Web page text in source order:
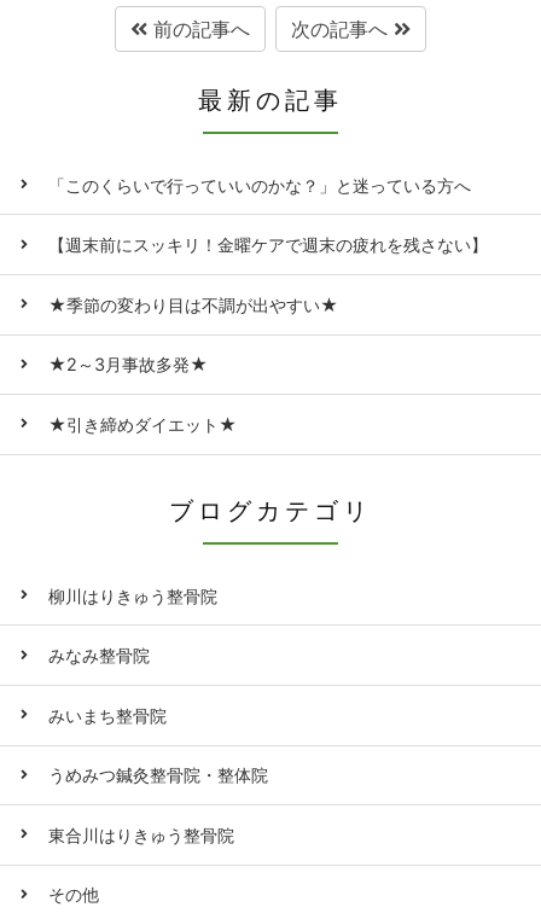
前の記事へ 次の記事へ
最新の記事
「このくらいで行っていいのかな？」と迷っている方へ
【週末前にスッキリ！金曜ケアで週末の疲れを残さない】
★季節の変わり目は不調が出やすい★
★2～3月事故多発★
★引き締めダイエット★
ブログカテゴリ
柳川はりきゅう整骨院
みなみ整骨院
みいまち整骨院
うめみつ鍼灸整骨院・整体院
東合川はりきゅう整骨院
その他